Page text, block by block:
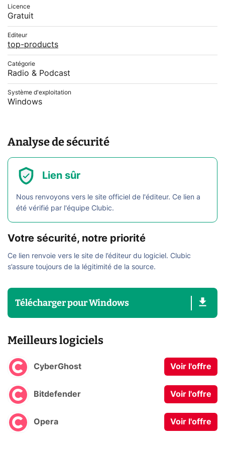
Licence
Gratuit
Editeur
top-products
Catégorie
Radio & Podcast
Système d'exploitation
Windows
Analyse de sécurité
Lien sûr
Nous renvoyons vers le site officiel de l'éditeur. Ce lien a
été vérifié par l'équipe Clubic.
Votre sécurité, notre priorité
Ce lien renvoie vers le site de l’éditeur du logiciel. Clubic
s’assure toujours de la légitimité de la source.
TéléchargerpourWindows
Meilleurs logiciels
CyberGhost Voir l'offre
Bitdefender Voir l'offre
Opera Voir l'offre